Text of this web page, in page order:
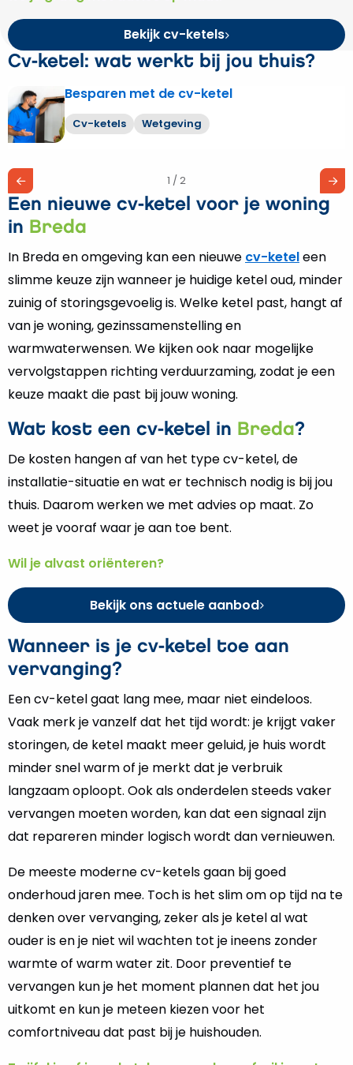
Bekijk cv-ketels
Cv-ketel: wat werkt bij jou thuis?
Besparen met de cv-ketel
Cv-ketels Wetgeving
Lees
meer
over
met
de
cv-
ketel
1 / 2
Een nieuwe cv-ketel voor je woning
in Breda
In Breda en omgeving kan een nieuwe cv-keteleen
slimme keuze zijn wanneer je huidige ketel oud, minder
zuinig of storingsgevoelig is. Welke ketel past, hangt af
van je woning, gezinssamenstelling en
warmwaterwensen. We kijken ook naar mogelijke
vervolgstappen richting verduurzaming, zodat je een
keuze maakt die past bij jouw woning.
Wat kost een cv-ketel in Breda?
De kosten hangen af van het type cv-ketel, de
installatie-situatie en wat er technisch nodig is bij jou
thuis. Daarom werken we met advies op maat. Zo
weet je vooraf waar je aan toe bent.
Wil je alvast oriënteren?
Bekijk ons actuele aanbod
Wanneer is je cv-ketel toe aan
vervanging?
Een cv-ketel gaat lang mee, maar niet eindeloos.
Vaak merk je vanzelf dat het tijd wordt: je krijgt vaker
storingen, de ketel maakt meer geluid, je huis wordt
minder snel warm of je merkt dat je verbruik
langzaam oploopt. Ook als onderdelen steeds vaker
vervangen moeten worden, kan dat een signaal zijn
dat repareren minder logisch wordt dan vernieuwen.
De meeste moderne cv-ketels gaan bij goed
onderhoud jaren mee. Toch is het slim om op tijd na te
denken over vervanging, zeker als je ketel al wat
ouder is en je niet wil wachten tot je ineens zonder
warmte of warm water zit. Door preventief te
vervangen kun je het moment plannen dat het jou
uitkomt en kun je meteen kiezen voor het
comfortniveau dat past bij je huishouden.